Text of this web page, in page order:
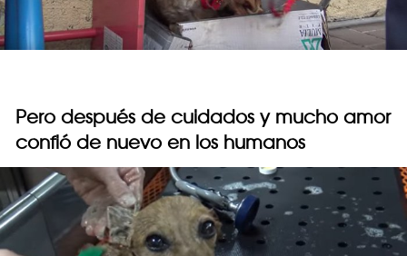
Pero después de cuidados y mucho amor
confió de nuevo en los humanos